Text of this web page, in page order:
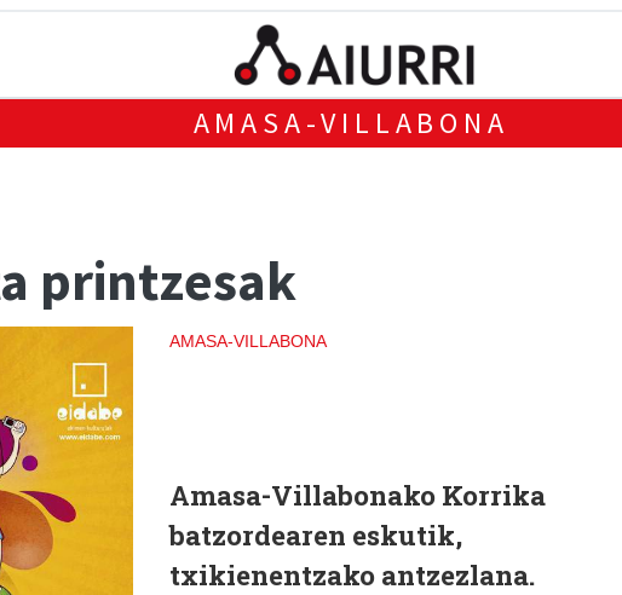
AMASA-VILLABONA
printzesak
AMASA-VILLABONA
Amasa-Villabonako Korrika
batzordearen eskutik,
txikienentzako antzezlana.